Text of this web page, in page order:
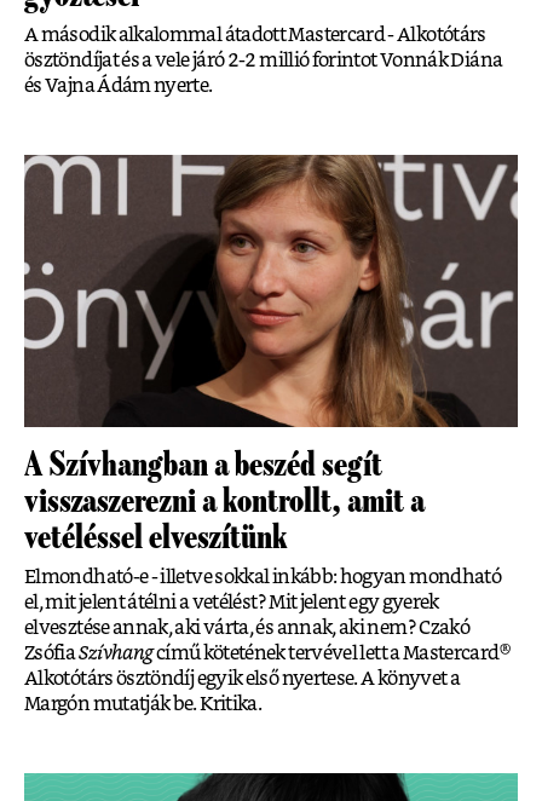
A második alkalommal átadott Mastercard - Alkotótárs
ösztöndíjat és a vele járó 2-2 millió forintot Vonnák Diána
és Vajna Ádám nyerte.
A Szívhangban a beszéd segít
visszaszerezni a kontrollt, amit a
vetéléssel elveszítünk
Elmondható-e - illetve sokkal inkább: hogyan mondható
el, mit jelent átélni a vetélést? Mit jelent egy gyerek
elvesztése annak, aki várta, és annak, aki nem? Czakó
ZsófiaSzívhangcímű kötetének tervével lett a Mastercard®
Alkotótárs ösztöndíj egyik első nyertese. A könyvet a
Margón mutatják be. Kritika.